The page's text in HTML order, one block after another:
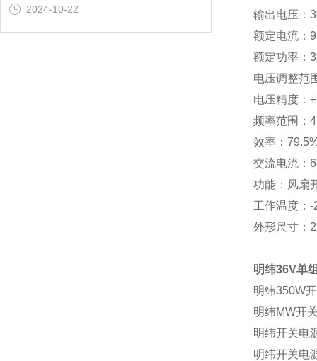
2024-10-22
输出电压：
额定电流：
额定功率：
电压调整范
电压精度：
频率范围：
效率：
交流电流：
功能：风扇
工作温度：
外形尺寸：
明纬36V单
明纬350W
明纬MW开
明纬开关电
明纬开关电